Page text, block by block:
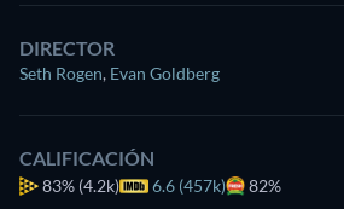
DIRECTOR
Seth Rogen, Evan Goldberg
CALIFICACIÓN
83% (4.2k) 6.6 (457k) 82%